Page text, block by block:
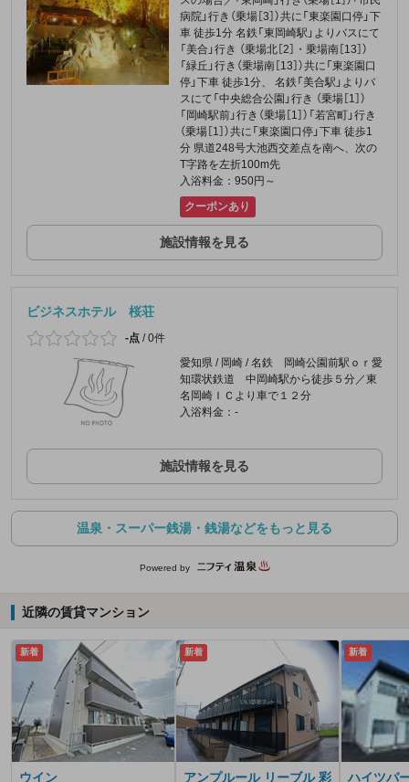
病院」行き（乗場［3］）共に「東楽園口停」下
車 徒歩1分 名鉄「東岡崎駅」よりバスにて
「美合」行き （乗場北［2］・乗場南［13］）
「緑丘」行き（乗場南［13］）共に「東楽園口
停」下車 徒歩1分、 名鉄「美合駅」よりバ
スにて「中央総合公園」行き （乗場［1］）
「岡崎駅前」行き（乗場［1］）「若宮町」行き
（乗場［1］）共に「東楽園口停」下車 徒歩1
分 県道248号大池西交差点を南へ、次の
T字路を左折100m先
入浴料金：950円～
クーポンあり
施設情報を見る
ビジネスホテル 桜荘
-点 /0件
愛知県 / 岡崎 / 名鉄 岡崎公園前駅ｏｒ愛
知環状鉄道 中岡崎駅から徒歩５分／東
名岡崎ＩＣより車で１２分
入浴料金：-
施設情報を見る
温泉・スーパー銭湯・銭湯などをもっと見る
Powered by
近隣の賃貸マンション
新着
ウイン
新着
アンプルール リーブル 彩
新着
ハイツパ